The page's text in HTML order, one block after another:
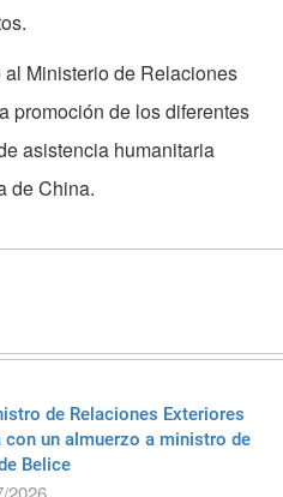
Ministerio de Relaciones
promoción de los diferentes
asistencia humanitaria
de China.
de Relaciones Exteriores
con un almuerzo a ministro de
Belice